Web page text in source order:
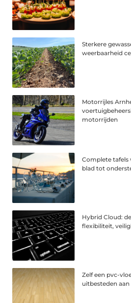
Sterkere
weerbaarheid
Motorrijles
motorrijden
Complete tafels
blad tot
Hybrid Cloud:
flexibiliteit,
Zelf een pvc-
uitbesteden